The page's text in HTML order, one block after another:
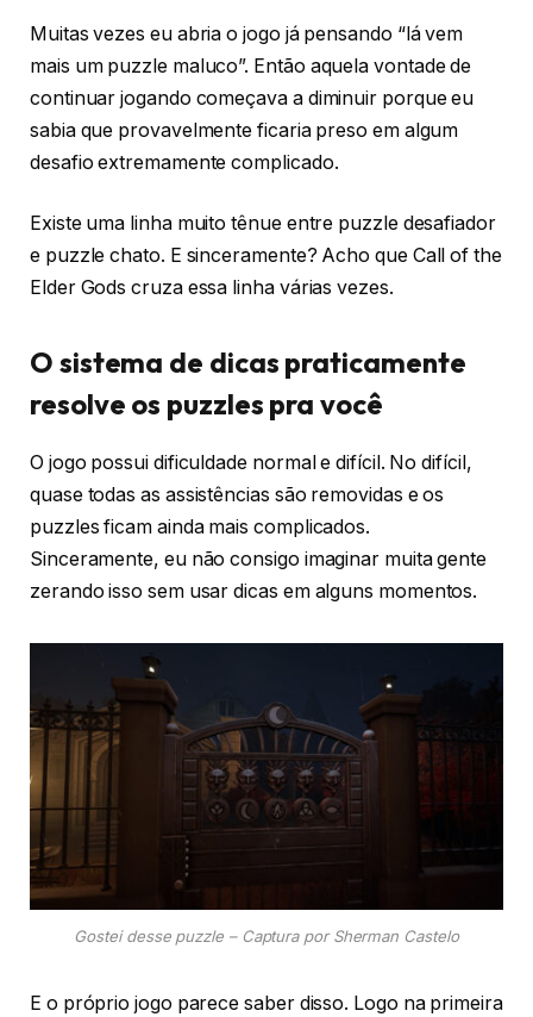
Muitas vezes eu abria o jogo já pensando “lá vem
mais um puzzle maluco”. Então aquela vontade de
continuar jogando começava a diminuir porque eu
sabia que provavelmente ficaria preso em algum
desafio extremamente complicado.
Existe uma linha muito tênue entre puzzle desafiador
e puzzle chato. E sinceramente? Acho que Call of the
Elder Gods cruza essa linha várias vezes.
O sistema de dicas praticamente
resolve os puzzles pra você
O jogo possui dificuldade normal e difícil. No difícil,
quase todas as assistências são removidas e os
puzzles ficam ainda mais complicados.
Sinceramente, eu não consigo imaginar muita gente
zerando isso sem usar dicas em alguns momentos.
Gostei desse puzzle – Captura por Sherman Castelo
E o próprio jogo parece saber disso. Logo na primeira